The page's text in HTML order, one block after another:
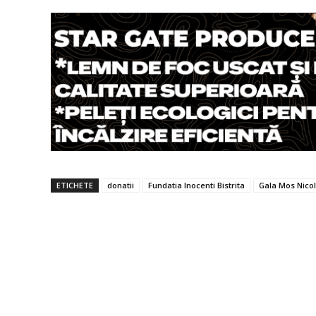
ETICHETE donatii Fundatia Inocenti Bistrita Gala Mos